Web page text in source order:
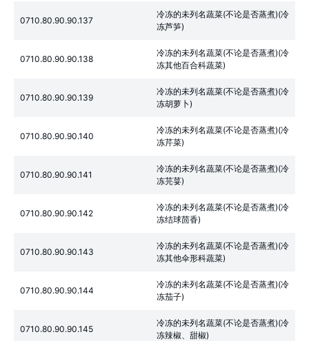
0710.80.90.90.137
冷冻的未列名蔬菜(不论是否蒸煮)(冷
冻芦笋)
0710.80.90.90.138
冷冻的未列名蔬菜(不论是否蒸煮)(冷
冻其他百合科蔬菜)
0710.80.90.90.139
冷冻的未列名蔬菜(不论是否蒸煮)(冷
冻胡萝卜)
0710.80.90.90.140
冷冻的未列名蔬菜(不论是否蒸煮)(冷
冻芹菜)
0710.80.90.90.141
冷冻的未列名蔬菜(不论是否蒸煮)(冷
冻芫荽)
0710.80.90.90.142
冷冻的未列名蔬菜(不论是否蒸煮)(冷
冻结球茴香)
0710.80.90.90.143
冷冻的未列名蔬菜(不论是否蒸煮)(冷
冻其他伞形科蔬菜)
0710.80.90.90.144
冷冻的未列名蔬菜(不论是否蒸煮)(冷
冻茄子)
0710.80.90.90.145
冷冻的未列名蔬菜(不论是否蒸煮)(冷
冻辣椒、甜椒)